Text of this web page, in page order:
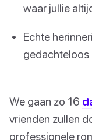
waar jullie
Echte
gedachteloos
We gaan zo 16
vrienden zullen
professionele